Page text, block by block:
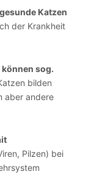
Katzen
der Krankheit
sog.
bilden
aber andere
Pilzen) bei